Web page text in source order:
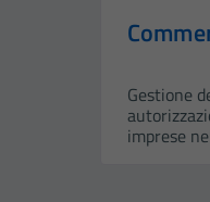
Gestione
imprese